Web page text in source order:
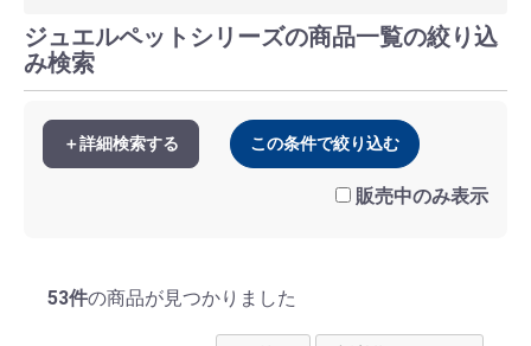
ジュエルペットシリーズの商品一覧の絞り込
み検索
＋詳細検索する この条件で絞り込む
販売中のみ表示
53件の商品が見つかりました